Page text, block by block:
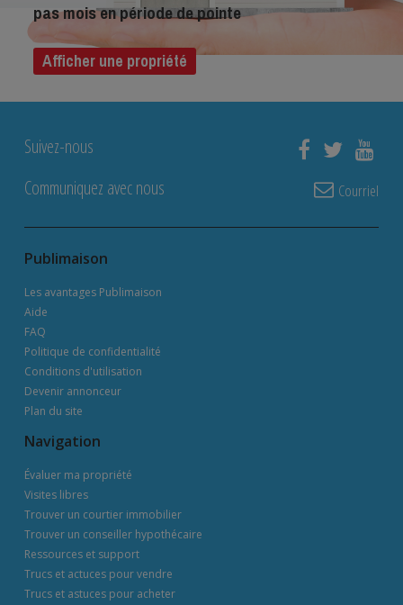
pas mois en période de pointe
Afficher une propriété
Suivez-nous
Communiquez avec nous
Courriel
Publimaison
Les avantages Publimaison
Aide
FAQ
Politique de confidentialité
Conditions d'utilisation
Devenir annonceur
Plan du site
Navigation
Évaluer ma propriété
Visites libres
Trouver un courtier immobilier
Trouver un conseiller hypothécaire
Ressources et support
Trucs et actuces pour vendre
Trucs et astuces pour acheter